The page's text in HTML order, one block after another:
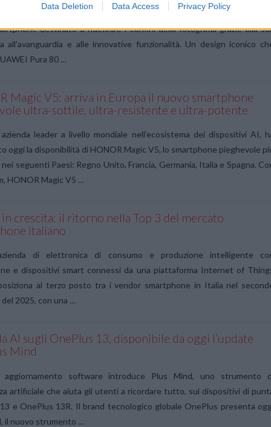
Data Deletion Data Access Privacy Policy
è orgogliosa di annunciare il lancio globale di HUAWEI Pura 80 Series, il
destinato a ridefinire i confini della fotografia grazie alla
all’avanguardia e alle innovative funzionalità. Un design iconico
Pura 80 …
Magic V5: arriva in Europa il nuovo smartphone
ultra-sottile, ultra-resistente e ultra-potente
leader a livello mondiale nell’ecosistema dei dispositivi AI,
oggi la disponibilità di HONOR Magic V5, lo smartphone pieghevole
nei seguenti Paesi: Regno Unito, Francia, Germania, Italia e Spagna.
HONOR Magic V5 …
crescita: il ritorno nella Top 3 del mercato
italiano
di elettronica di consumo e produzione intelligente
e dispositivi smart connessi da una piattaforma Internet of
al terzo posto tra i vendor smartphone in Italia nel
2025, con una …
AI sugli OnePlus 13, disponibile da oggi l’update
Mind
aggiornamento software introduce Plus Mind, uno strumento
artificiale che aiuta gli utenti a ricordare tutto, sui dispositivi di
e OnePlus 13R. Il brand tecnologico globale OnePlus presenta
il nuovo strumento …